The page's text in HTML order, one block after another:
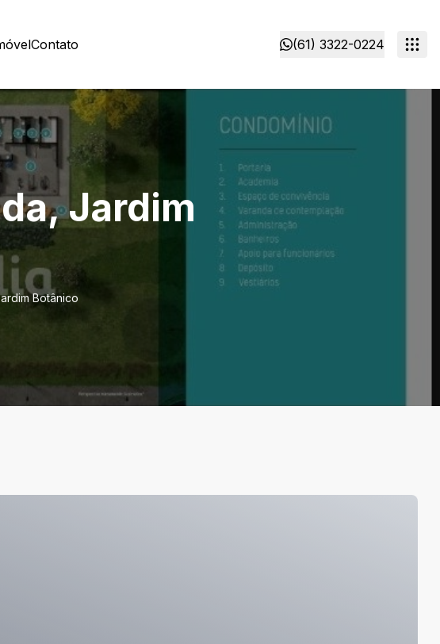
Contato (61) 3322-0224
Jardim
Botânico